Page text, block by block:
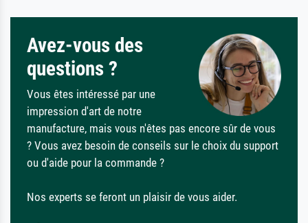
Avez-vous des
questions ?
Vous êtes intéressé par une
impression d'art de notre
manufacture, mais vous n'êtes pas encore sûr de vous
? Vous avez besoin de conseils sur le choix du support
ou d'aide pour la commande ?
Nos experts se feront un plaisir de vous aider.